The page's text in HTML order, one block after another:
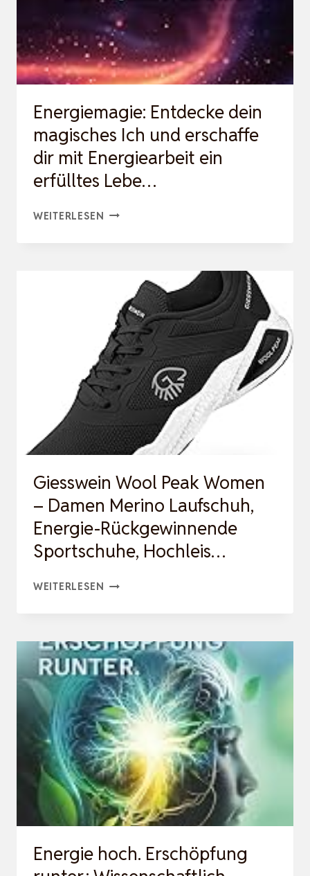
Energiemagie: Entdecke dein
magisches Ich und erschaffe
dir mit Energiearbeit ein
erfülltes Lebe…
WEITERLESEN ENERGIEMAGIE:
UND
ERSCHAFFE
DIR
MIT
ENERGIEARBEIT
ERFÜLLTES
Giesswein Wool Peak Women
– Damen Merino Laufschuh,
Energie-Rückgewinnende
Sportschuhe, Hochleis…
WEITERLESEN GIESSWEIN
WOMEN
–
DAMEN
MERINO
LAUFSCHUH,
ENERGIE-
RÜCKGEWINNENDE
SPORTSCHUHE,
HOCHLEIS…
Energie hoch. Erschöpfung